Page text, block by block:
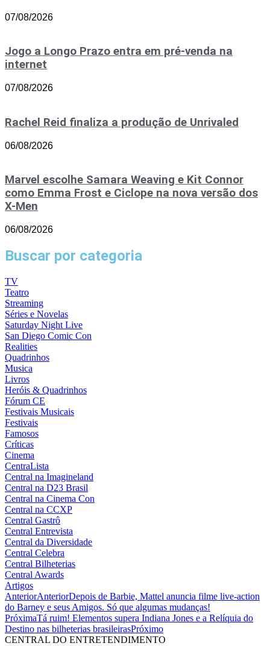
07/08/2026
Jogo a Longo Prazo entra em pré-venda na
internet
07/08/2026
Rachel Reid finaliza a produção de Unrivaled
06/08/2026
Marvel escolhe Samara Weaving e Kit Connor
como Emma Frost e Ciclope na nova versão dos
X-Men
06/08/2026
Buscar por categoria
TV
Teatro
Streaming
Séries e Novelas
Saturday Night Live
San Diego Comic Con
Realities
Quadrinhos
Musica
Livros
Heróis & Quadrinhos
Fórum CE
Festivais Musicais
Festivais
Famosos
Críticas
Cinema
CentraLista
Central na Imagineland
Central na D23 Brasil
Central na Cinema Con
Central na CCXP
Central Gastrô
Central Entrevista
Central da Diversidade
Central Celebra
Central Bilheterias
Central Awards
Artigos
AnteriorAnteriorDepois de Barbie, Mattel anuncia filme live-action
do Barney e seus Amigos. Só que algumas mudanças!
PróximaTá ruim! Elementos supera Indiana Jones e a Relíquia do
Destino nas bilheterias brasileirasPróximo
CENTRAL DO ENTRETENDIMENTO